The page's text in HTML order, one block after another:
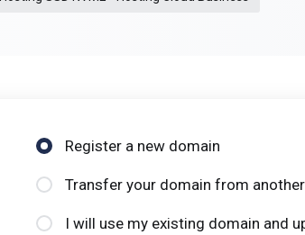
Register a new domain
Transfer your domain from
I will use my existing domain and